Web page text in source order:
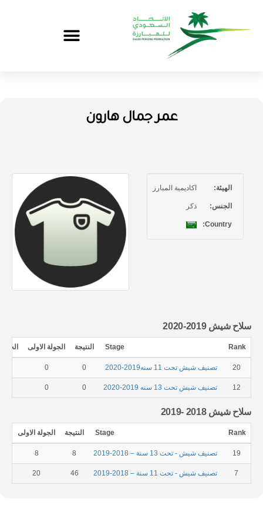
عمر جمال هارون
الهيئة: اكاديمية المبارز
الجنس: ذكر
Country:
سلاح شيش 2019-2020
Rank
Stage النتيجة الجولة الاولى
20 تصنيف شيش تحت 11 سنه2019-2020 0
0
12 تصنيف شيش تحت 13 سنه 2019-2020 0
0
سلاح شيش 2018 -2019
Rank
Stage النتيجة الجولة الاولى
19 تصنيف شيش - تحت 13 سنة – 2018-2019 8
8
7 تصنيف شيش - تحت 11 سنة – 2018-2019 46
20